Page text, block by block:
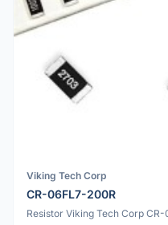
Viking Tech Corp
CR-06FL7-200R
Resistor Viking Tech Corp